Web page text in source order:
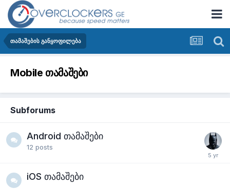
თამაშების განყოფილება
Mobile თამაშები
Subforums
Android თამაშები
12 posts
iOS თამაშები